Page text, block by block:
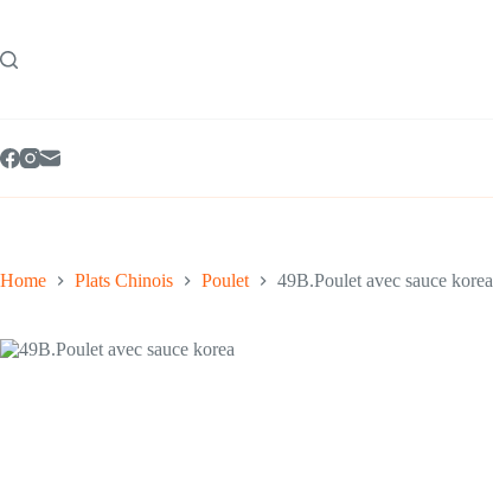
content
Home Plats Chinois Poulet 49B.Poulet avec sauce korea